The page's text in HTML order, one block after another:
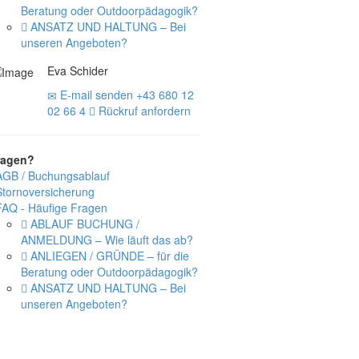
Beratung oder Outdoorpädagogik?
ANSATZ UND HALTUNG – Bei
unseren Angeboten?
Eva Schider
E-mail senden +43 680 12
02 66 4
Rückruf anfordern
/ Buchungsablauf
- Häufige Fragen
ABLAUF BUCHUNG /
ANMELDUNG – Wie läuft das ab?
ANLIEGEN / GRÜNDE – für die
Beratung oder Outdoorpädagogik?
ANSATZ UND HALTUNG – Bei
unseren Angeboten?